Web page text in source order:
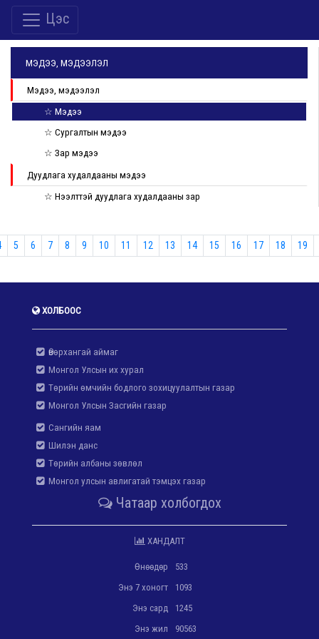
Цэс
МЭДЭЭ, МЭДЭЭЛЭЛ
Мэдээ, мэдээлэл
☆ Мэдээ
☆ Сургалтын мэдээ
☆ Зар мэдээ
Дуудлага худалдааны мэдээ
☆ Нээлттэй дуудлага худалдааны зар
5 6 7 8 9 10 11 12 13 14 15 16 17 18 19
ХОЛБООС
Өвөрхангай аймаг
Монгол Улсын их хурал
Төрийн өмчийн бодлого зохицуулалтын газар
Монгол Улсын Засгийн газар
Сангийн яам
Шилэн данс
Төрийн албаны зөвлөл
Монгол улсын авлигатай тэмцэх газар
Чатаар холбогдох
ХАНДАЛТ
Өнөөдөр
533
Энэ 7 хоногт
1093
Энэ сард
1245
Энэ жил
90563